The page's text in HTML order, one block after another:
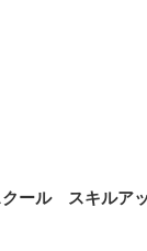
ール スキルア